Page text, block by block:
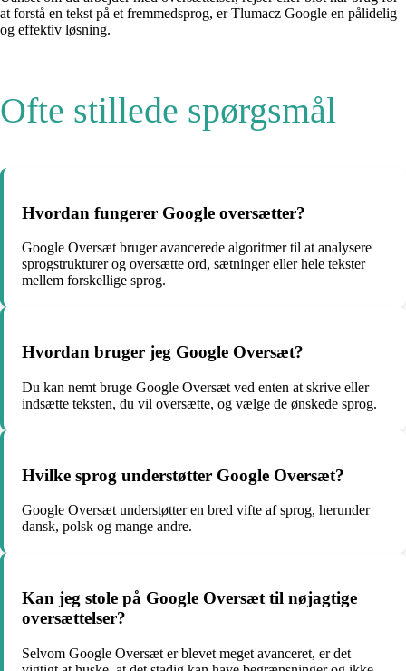
at forstå en tekst på et fremmedsprog, er Tlumacz Google en pålidelig
og effektiv løsning.
Ofte stillede spørgsmål
Hvordan fungerer Google oversætter?
Google Oversæt bruger avancerede algoritmer til at analysere
sprogstrukturer og oversætte ord, sætninger eller hele tekster
mellem forskellige sprog.
Hvordan bruger jeg Google Oversæt?
Du kan nemt bruge Google Oversæt ved enten at skrive eller
indsætte teksten, du vil oversætte, og vælge de ønskede sprog.
Hvilke sprog understøtter Google Oversæt?
Google Oversæt understøtter en bred vifte af sprog, herunder
dansk, polsk og mange andre.
Kan jeg stole på Google Oversæt til nøjagtige
oversættelser?
Selvom Google Oversæt er blevet meget avanceret, er det